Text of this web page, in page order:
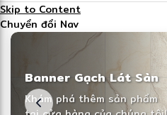
Skip to Content
Chuyển đổi Nav
Banner Gạch Lát Sàn
Khám phá thêm sản phẩm
Banner Gạch Lát Sàn
Cao Cấp
Khám phá thêm sản phẩm